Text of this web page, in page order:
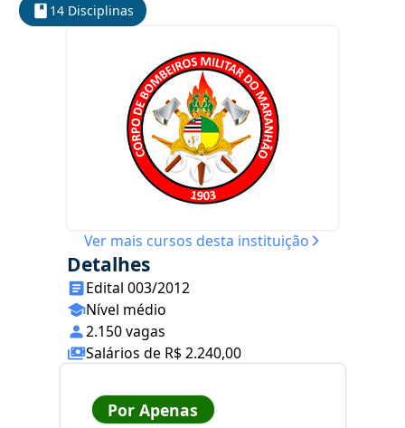
14 Disciplinas
Ver mais cursos desta instituição
Detalhes
Edital 003/2012
Nível médio
2.150 vagas
Salários de R$ 2.240,00
Por Apenas